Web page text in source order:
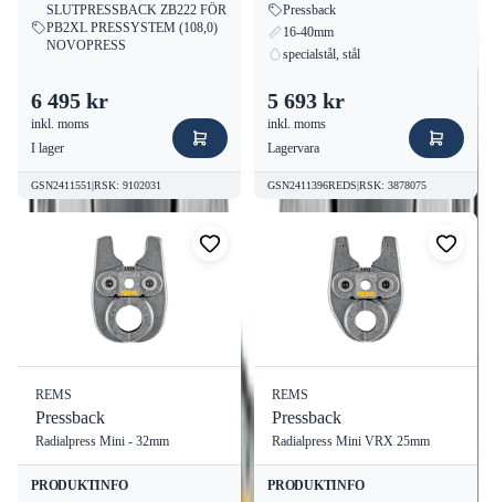
SLUTPRESSBACK ZB222 FÖR
PB2XL PRESSYSTEM (108,0)
NOVOPRESS
6 495 kr
inkl. moms
I lager
GSN2411551|RSK: 9102031
Pressback
16-40mm
specialstål, stål
5 693 kr
inkl. moms
Lagervara
GSN2411396REDS|RSK: 3878075
REMS
Pressback
Radialpress Mini - 32mm
PRODUKTINFO
REMS
Pressback
Radialpress Mini VRX 25mm
PRODUKTINFO